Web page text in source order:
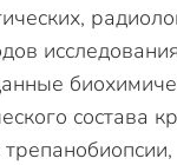
состава
трепанобиопсии,